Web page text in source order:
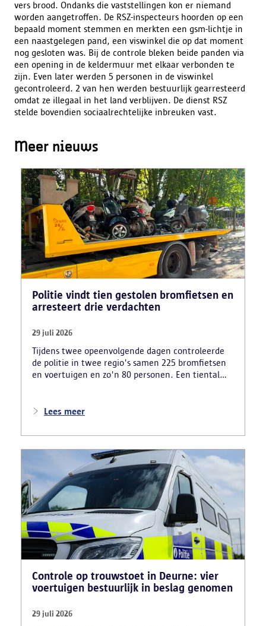
vers brood. Ondanks die vaststellingen kon er niemand
worden aangetroffen. De RSZ-inspecteurs hoorden op een
bepaald moment stemmen en merkten een gsm-lichtje in
een naastgelegen pand, een viswinkel die op dat moment
nog gesloten was. Bij de controle bleken beide panden via
een opening in de keldermuur met elkaar verbonden te
zijn. Even later werden 5 personen in de viswinkel
gecontroleerd. 2 van hen werden bestuurlijk gearresteerd
omdat ze illegaal in het land verblijven. De dienst RSZ
stelde bovendien sociaalrechtelijke inbreuken vast.
Meer nieuws
Politie vindt tien gestolen bromfietsen en
arresteert drie verdachten
29 juli 2026
Tijdens twee opeenvolgende dagen controleerde
de politie in twee regio's samen 225 bromfietsen
en voertuigen en zo'n 80 personen. Een tiental
beslag genomen. Daarnaast arresteerde de politie
motorblokken en inbrekersmateriaal gevonden.
Lees meer
Controle op trouwstoet in Deurne: vier
voertuigen bestuurlijk in beslag genomen
29 juli 2026